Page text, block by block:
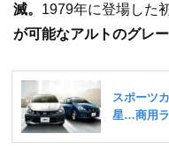
滅。 1979年に登場した
が可能なアルトのグレ